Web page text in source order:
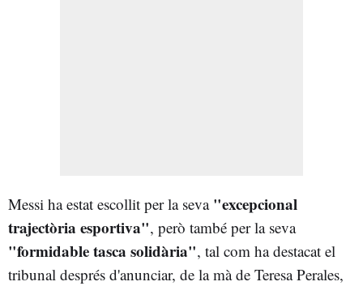
Messi ha estat escollit per la seva "excepcional
trajectòria esportiva", però també per la seva
"formidable tasca solidària", tal com ha destacat el
tribunal després d'anunciar, de la mà de Teresa Perales,